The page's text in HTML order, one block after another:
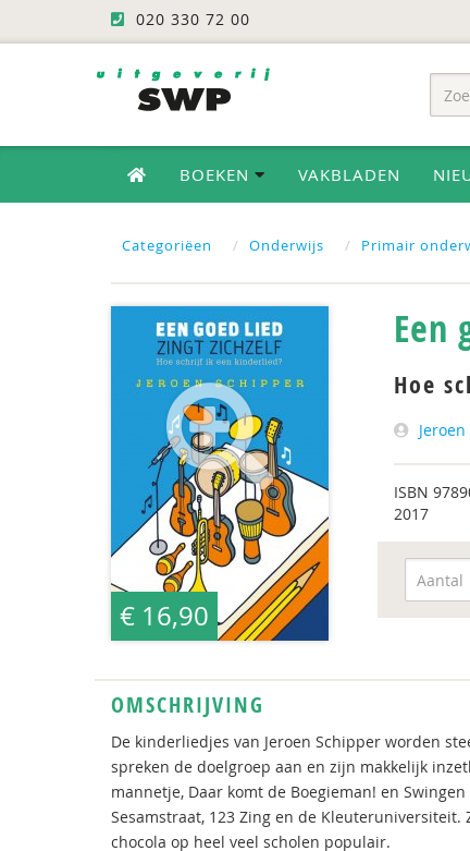
020 330 72 00
BOEKEN VAKBLADEN
Categoriëen Onderwijs Primair
€ 16,90
Een
Hoe
ISBN
2017
OMSCHRIJVING
De kinderliedjes van Jeroen Schipper worden
spreken de doelgroep aan en zijn makkelijk
mannetje, Daar komt de Boegieman! en
Sesamstraat, 123 Zing en de
chocola op heel veel scholen populair.